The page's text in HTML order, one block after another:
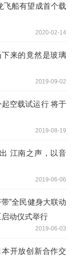
飞船有望成首个载
2020-02-14
来的竟然是玻璃
2019-09-02
空载试运行 将于
2019-08-19
江南之声，以音
2019-06-06
”全民健身大联动
启动仪式举行
2019-06-03
开放创新合作交